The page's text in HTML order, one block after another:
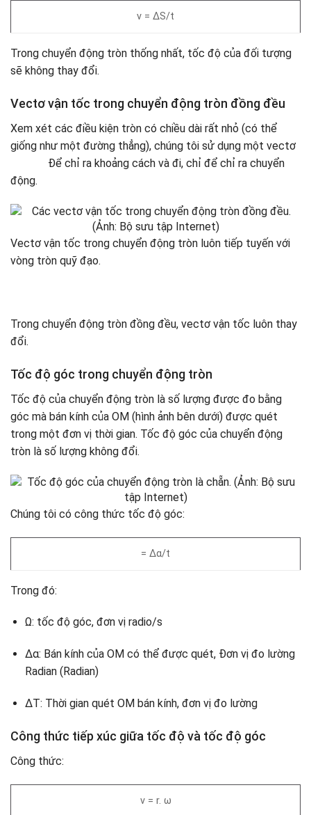
v = ΔS/t
Trong chuyển động tròn thống nhất, tốc độ của đối tượng
sẽ không thay đổi.
Vectơ vận tốc trong chuyển động tròn đồng đều
Xem xét các điều kiện tròn có chiều dài rất nhỏ (có thể
giống như một đường thẳng), chúng tôi sử dụng một vectơ
Để chỉ ra khoảng cách và đi, chỉ để chỉ ra chuyển
động.
Vectơ vận tốc trong chuyển động tròn luôn tiếp tuyến với
vòng tròn quỹ đạo.
Trong chuyển động tròn đồng đều, vectơ vận tốc luôn thay
đổi.
Tốc độ góc trong chuyển động tròn
Tốc độ của chuyển động tròn là số lượng được đo bằng
góc mà bán kính của OM (hình ảnh bên dưới) được quét
trong một đơn vị thời gian. Tốc độ góc của chuyển động
tròn là số lượng không đổi.
Chúng tôi có công thức tốc độ góc:
= Δα/t
Trong đó:
Ω: tốc độ góc, đơn vị radio/s
Δα: Bán kính của OM có thể được quét, Đơn vị đo lường
Radian (Radian)
ΔT: Thời gian quét OM bán kính, đơn vị đo lường
Công thức tiếp xúc giữa tốc độ và tốc độ góc
Công thức:
v = r. ω